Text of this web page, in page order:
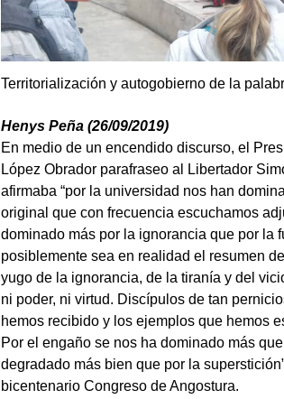
Territorialización y autogobierno de la
Henys Peña (26/09/2019)
En medio de un encendido discurso, el
López Obrador parafraseo al Libertador
afirmaba “por la universidad nos han
original que con frecuencia escuchamos
dominado más por la ignorancia que por la
posiblemente sea en realidad el resumen
yugo de la ignorancia, de la tiranía y del
ni poder, ni virtud. Discípulos de tan
hemos recibido y los ejemplos que hemos
Por el engaño se nos ha dominado más
degradado más bien que por la
bicentenario Congreso de Angostura.